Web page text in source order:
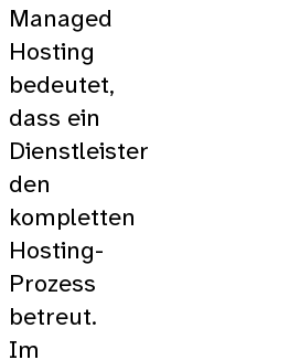
Managed
Hosting
bedeutet,
dass ein
Dienstleister
den
kompletten
Hosting-
Prozess
betreut.
Im